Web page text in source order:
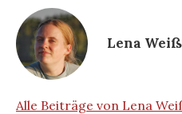
Lena
Alle Beiträge von Lena